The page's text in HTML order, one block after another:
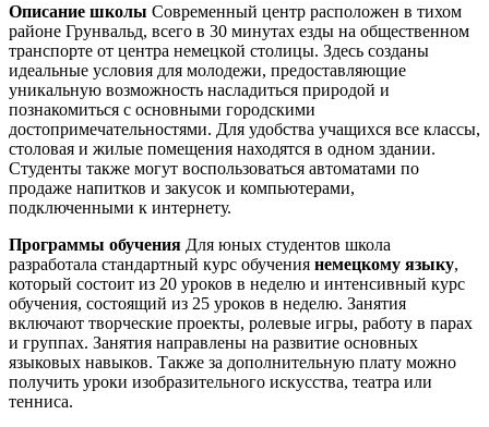
Описание школы Современный центр расположен в тихом
районе Грунвальд, всего в 30 минутах езды на общественном
транспорте от центра немецкой столицы. Здесь созданы
идеальные условия для молодежи, предоставляющие
уникальную возможность насладиться природой и
познакомиться с основными городскими
достопримечательностями. Для удобства учащихся все классы,
столовая и жилые помещения находятся в одном здании.
Студенты также могут воспользоваться автоматами по
продаже напитков и закусок и компьютерами,
подключенными к интернету.
Программы обучения Для юных студентов школа
разработала стандартный курс обучения немецкому языку,
который состоит из 20 уроков в неделю и интенсивный курс
обучения, состоящий из 25 уроков в неделю. Занятия
включают творческие проекты, ролевые игры, работу в парах
и группах. Занятия направлены на развитие основных
языковых навыков. Также за дополнительную плату можно
получить уроки изобразительного искусства, театра или
тенниса.